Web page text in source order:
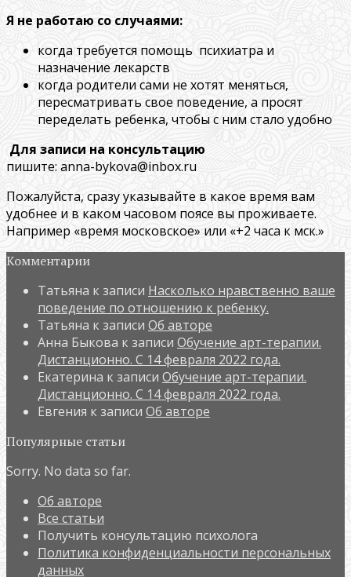
Я не работаю со случаями:
когда требуется помощь психиатра и
назначение лекарств
когда родители сами не хотят меняться,
пересматривать свое поведение, а просят
переделать ребенка, чтобы с ним стало удобно
Для записи на консультацию
пишите: anna-bykova@inbox.ru
Пожалуйста, сразу указывайте в какое время вам
удобнее и в каком часовом поясе вы проживаете.
Например «время московское» или «+2 часа к мск.»
Комментарии
Татьяна к записи Насколько нравственно ваше
поведение по отношению к ребенку.
Татьяна к записи Об авторе
Анна Быкова к записи Обучение арт-терапии.
Дистанционно. С 14 февраля 2022 года.
Екатерина к записи Обучение арт-терапии.
Дистанционно. С 14 февраля 2022 года.
Евгения к записи Об авторе
Популярные статьи
Sorry. No data so far.
Об авторе
Все статьи
Получить консультацию психолога
Политика конфиденциальности персональных
данных